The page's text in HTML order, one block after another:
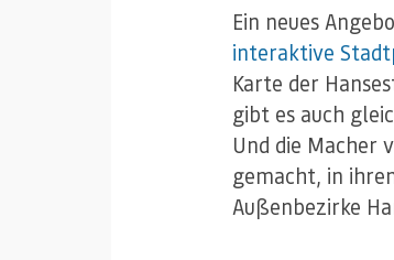
Ein neues
interaktive
Karte der
gibt es auch
Und die Macher
gemacht, in
Außenbezirke